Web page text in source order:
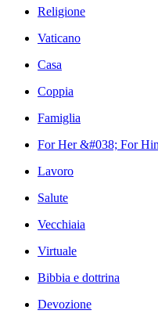
Religione
Vaticano
Casa
Coppia
Famiglia
For Her &#038; For
Lavoro
Salute
Vecchiaia
Virtuale
Bibbia e dottrina
Devozione